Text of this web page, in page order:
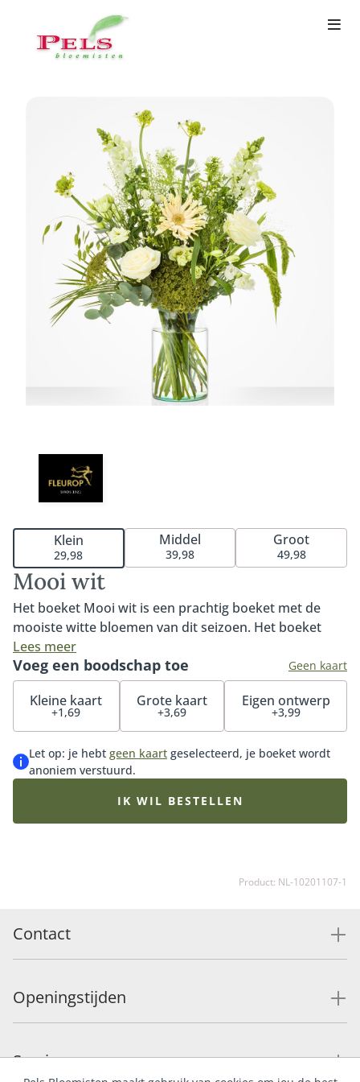
Mooi wit
Het boeket Mooi wit is een prachtig boeket met de
mooiste witte bloemen van dit seizoen. Het boeket
bevat onder meer een Gerbera, Leeuwenbek en
Ornithogalum en is een echte eyecatcher door de
combinatie van verschillende wittinten. Ons witte
boeket is de perfecte keuze voor elke gelegenheid.
bestel een bijpassende vaas voor de perfecte match.
Lees meer
Klein
29,98
Middel
39,98
Groot
49,98
Voeg een boodschap toe Geen kaart
Kleine kaart
+1,69
Grote kaart
+3,69
Eigen ontwerp
+3,99
Let op: je hebt geen kaart geselecteerd, je boeket wordt
anoniem verstuurd.
IK WIL BESTELLEN
Product: NL-10201107-1
Contact
Openingstijden
Service